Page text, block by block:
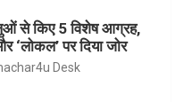
से किए 5 विशेष आग्रह,
‘लोकल’ पर दिया जोर
Desk